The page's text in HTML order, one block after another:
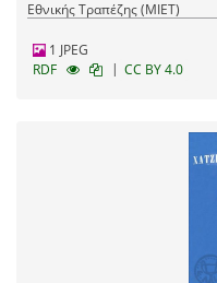
Εθνικής Τραπέζης (ΜΙΕΤ)
1 JPEG
RDF
| CC BY 4.0